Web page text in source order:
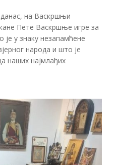
на Васкршњи
Пете Васкршње игре за
је у знаку незапамћене
народа и што је
наших најмлађих